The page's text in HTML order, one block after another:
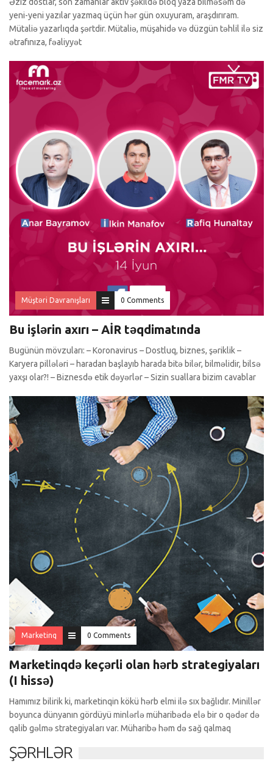
yeni-yeni yazılar yazmaq üçün hər gün oxuyuram, araşdırıram.
Mütaliə yazarlıqda şərtdir. Mütaliə, müşahidə və düzgün təhlil ilə siz
ətrafınıza, fəaliyyət
Müştəri Davranışları 0 Comments
Bu işlərin axırı – AİR təqdimatında
Bugünün mövzuları: – Koronavirus – Dostluq, biznes, şəriklik –
Karyera pillələri – haradan başlayıb harada bitə bilər, bilməlidir, bilsə
yaxşı olar?! – Biznesdə etik dəyərlər – Sizin suallara bizim cavablar
Marketinq 0 Comments
Marketinqdə keçərli olan hərb strategiyaları
(I hissə)
Hamımız bilirik ki, marketinqin kökü hərb elmi ilə sıx bağlıdır. Minillər
boyunca dünyanın gördüyü minlərlə müharibədə elə bir o qədər də
qalib gəlmə strategiyaları var. Müharibə həm də sağ qalmaq
ŞƏRHLƏR